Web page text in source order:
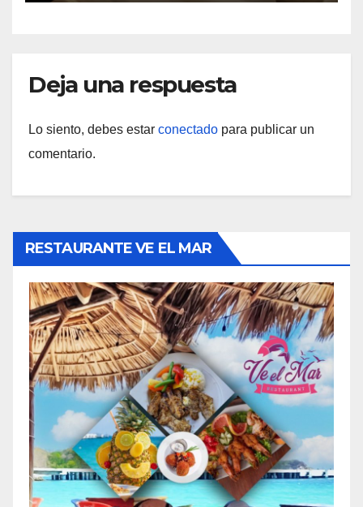
Deja una respuesta
Lo siento, debes estar conectado para publicar un
comentario.
RESTAURANTE VE EL MAR